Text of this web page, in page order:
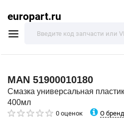
europart.ru
MAN 51900010180
Смазка универсальная
400мл
0 оценок О